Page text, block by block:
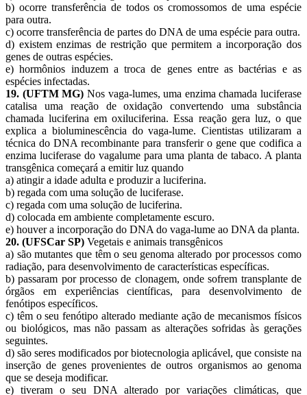
b) ocorre transferência de todos os cromossomos de uma espécie
para outra.
c) ocorre transferência de partes do DNA de uma espécie para outra.
d) existem enzimas de restrição que permitem a incorporação dos
genes de outras espécies.
e) hormônios induzem a troca de genes entre as bactérias e as
espécies infectadas.
19. (UFTM MG) Nos vaga-lumes, uma enzima chamada luciferase
catalisa uma reação de oxidação convertendo uma substância
chamada luciferina em oxiluciferina. Essa reação gera luz, o que
explica a bioluminescência do vaga-lume. Cientistas utilizaram a
técnica do DNA recombinante para transferir o gene que codifica a
enzima luciferase do vagalume para uma planta de tabaco. A planta
transgênica começará a emitir luz quando
a) atingir a idade adulta e produzir a luciferina.
b) regada com uma solução de luciferase.
c) regada com uma solução de luciferina.
d) colocada em ambiente completamente escuro.
e) houver a incorporação do DNA do vaga-lume ao DNA da planta.
20. (UFSCar SP) Vegetais e animais transgênicos
a) são mutantes que têm o seu genoma alterado por processos como
radiação, para desenvolvimento de características específicas.
b) passaram por processo de clonagem, onde sofrem transplante de
órgãos em experiências científicas, para desenvolvimento de
fenótipos específicos.
c) têm o seu fenótipo alterado mediante ação de mecanismos físicos
ou biológicos, mas não passam as alterações sofridas às gerações
seguintes.
d) são seres modificados por biotecnologia aplicável, que consiste na
inserção de genes provenientes de outros organismos ao genoma
que se deseja modificar.
e) tiveram o seu DNA alterado por variações climáticas, que